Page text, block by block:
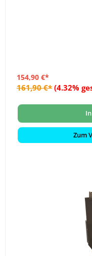
154,90 €*
161,90 €* (4.32%
Zum